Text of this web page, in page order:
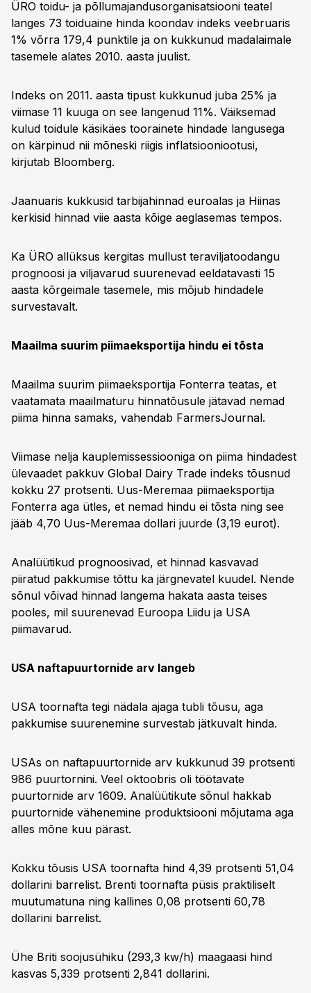
ÜRO toidu- ja põllumajandusorganisatsiooni teatel
langes 73 toiduaine hinda koondav indeks veebruaris
1% võrra 179,4 punktile ja on kukkunud madalaimale
tasemele alates 2010. aasta juulist.
Indeks on 2011. aasta tipust kukkunud juba 25% ja
viimase 11 kuuga on see langenud 11%. Väiksemad
kulud toidule käsikäes toorainete hindade langusega
on kärpinud nii mõneski riigis inflatsiooniootusi,
kirjutab Bloomberg.
Jaanuaris kukkusid tarbijahinnad euroalas ja Hiinas
kerkisid hinnad viie aasta kõige aeglasemas tempos.
Ka ÜRO allüksus kergitas mullust teraviljatoodangu
prognoosi ja viljavarud suurenevad eeldatavasti 15
aasta kõrgeimale tasemele, mis mõjub hindadele
survestavalt.
Maailma suurim piimaeksportija hindu ei tõsta
Maailma suurim piimaeksportija Fonterra teatas, et
vaatamata maailmaturu hinnatõusule jätavad nemad
piima hinna samaks, vahendab FarmersJournal.
Viimase nelja kauplemissessiooniga on piima hindadest
ülevaadet pakkuv Global Dairy Trade indeks tõusnud
kokku 27 protsenti. Uus-Meremaa piimaeksportija
Fonterra aga ütles, et nemad hindu ei tõsta ning see
jääb 4,70 Uus-Meremaa dollari juurde (3,19 eurot).
Analüütikud prognoosivad, et hinnad kasvavad
piiratud pakkumise tõttu ka järgnevatel kuudel. Nende
sõnul võivad hinnad langema hakata aasta teises
pooles, mil suurenevad Euroopa Liidu ja USA
piimavarud.
USA naftapuurtornide arv langeb
USA toornafta tegi nädala ajaga tubli tõusu, aga
pakkumise suurenemine survestab jätkuvalt hinda.
USAs on naftapuurtornide arv kukkunud 39 protsenti
986 puurtornini. Veel oktoobris oli töötavate
puurtornide arv 1609. Analüütikute sõnul hakkab
puurtornide vähenemine produktsiooni mõjutama aga
alles mõne kuu pärast.
Kokku tõusis USA toornafta hind 4,39 protsenti 51,04
dollarini barrelist. Brenti toornafta püsis praktiliselt
muutumatuna ning kallines 0,08 protsenti 60,78
dollarini barrelist.
Ühe Briti soojusühiku (293,3 kw/h) maagaasi hind
kasvas 5,339 protsenti 2,841 dollarini.